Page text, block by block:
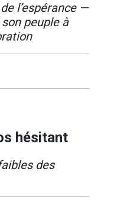
l’espérance —
peuple à
hésitant
des